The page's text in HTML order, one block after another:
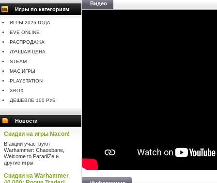
Игры по категориям
ИГРЫ 2026 ГОДА
EVE ONLINE
РАСПРОДАЖА
ЛУЧШАЯ ЦЕНА
STEAM
MAC ИГРЫ
PLAYSTATION
XBOX
ДЕШЕВЛЕ 100 РУБ
Новости
Скидки на игры Nacon!
В акции участвуют
Warhammer: Chaosbane,
Welcome to ParadiZe и
другие игры
Скидки на Warhammer
Видео